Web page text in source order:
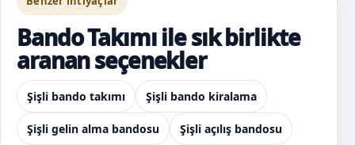
Bando Takımı ile sık birlikte
aranan seçenekler
Şişli bando takımı Şişli bando kiralama
Şişli gelin alma bandosu Şişli açılış bandosu